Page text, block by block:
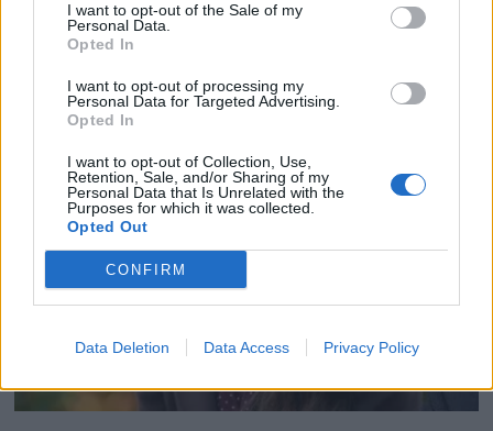
I want to opt-out of the Sale of my
Personal Data.
Opted In
I want to opt-out of processing my
Personal Data for Targeted Advertising.
Opted In
I want to opt-out of Collection, Use,
Retention, Sale, and/or Sharing of my
Personal Data that Is Unrelated with the
Purposes for which it was collected.
Opted Out
CONFIRM
Data Deletion Data Access Privacy Policy
Le prince William, futur roi : ces mesures drastiques
qu’il compte prendre dès son accession au trône
7 janvier 2025